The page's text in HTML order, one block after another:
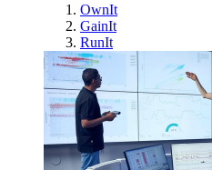
OwnIt
GainIt
RunIt